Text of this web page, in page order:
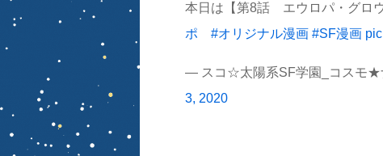
本日は【第8話 エウロパ・グロ
ポ
#オリジナル漫画 #SF漫画
— スコ☆太陽系SF学園_コスモ★
3, 2020